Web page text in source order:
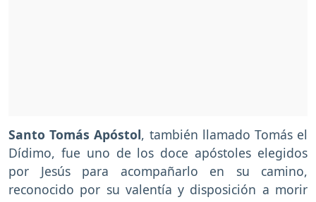
Santo Tomás Apóstol, también llamado Tomás el
Dídimo, fue uno de los doce apóstoles elegidos
por Jesús para acompañarlo en su camino,
reconocido por su valentía y disposición a morir